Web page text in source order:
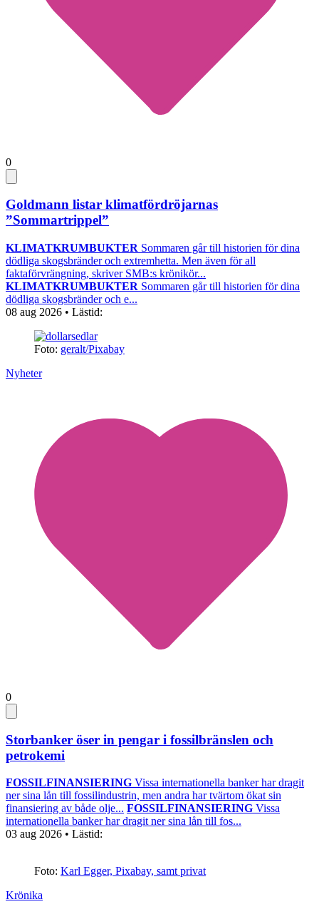
0
Goldmann listar klimatfördröjarnas
”Sommartrippel”
KLIMATKRUMBUKTER Sommaren går till historien för dina
dödliga skogsbränder och extremhetta. Men även för all
faktaförvrängning, skriver SMB:s krönikör...
KLIMATKRUMBUKTER Sommaren går till historien för dina
dödliga skogsbränder och e...
08 aug 2026 • Lästid:
Foto: geralt/Pixabay
Nyheter
0
Storbanker öser in pengar i fossilbränslen och
petrokemi
FOSSILFINANSIERING Vissa internationella banker har dragit
ner sina lån till fossilindustrin, men andra har tvärtom ökat sin
finansiering av både olje... FOSSILFINANSIERING Vissa
internationella banker har dragit ner sina lån till fos...
03 aug 2026 • Lästid:
Foto: Karl Egger, Pixabay, samt privat
Krönika